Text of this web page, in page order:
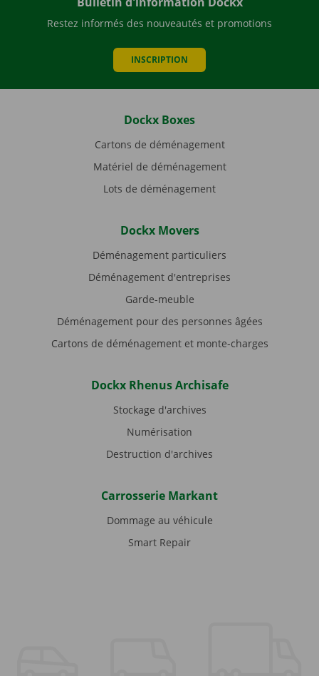
Restez informés des nouveautés et promotions
INSCRIPTION
Dockx Boxes
Cartons de déménagement
Matériel de déménagement
Lots de déménagement
Dockx Movers
Déménagement particuliers
Déménagement d'entreprises
Garde-meuble
Déménagement pour des personnes âgées
Cartons de déménagement et monte-charges
Dockx Rhenus Archisafe
Stockage d'archives
Numérisation
Destruction d'archives
Carrosserie Markant
Dommage au véhicule
Smart Repair